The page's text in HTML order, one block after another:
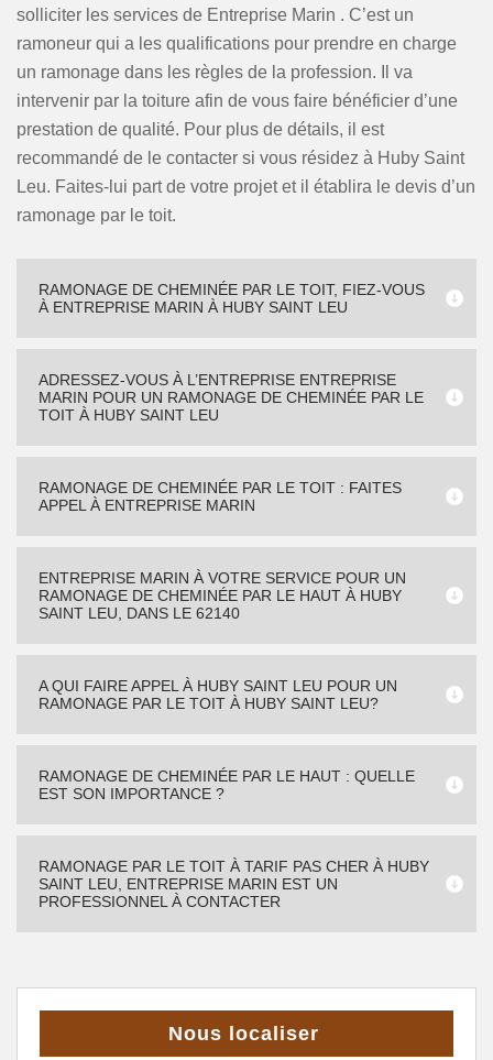
solliciter les services de Entreprise Marin . C’est un
ramoneur qui a les qualifications pour prendre en charge
un ramonage dans les règles de la profession. Il va
intervenir par la toiture afin de vous faire bénéficier d’une
prestation de qualité. Pour plus de détails, il est
recommandé de le contacter si vous résidez à Huby Saint
Leu. Faites-lui part de votre projet et il établira le devis d’un
ramonage par le toit.
RAMONAGE DE CHEMINÉE PAR LE TOIT, FIEZ-VOUS
À ENTREPRISE MARIN À HUBY SAINT LEU
ADRESSEZ-VOUS À L’ENTREPRISE ENTREPRISE
MARIN POUR UN RAMONAGE DE CHEMINÉE PAR LE
TOIT À HUBY SAINT LEU
RAMONAGE DE CHEMINÉE PAR LE TOIT : FAITES
APPEL À ENTREPRISE MARIN
ENTREPRISE MARIN À VOTRE SERVICE POUR UN
RAMONAGE DE CHEMINÉE PAR LE HAUT À HUBY
SAINT LEU, DANS LE 62140
A QUI FAIRE APPEL À HUBY SAINT LEU POUR UN
RAMONAGE PAR LE TOIT À HUBY SAINT LEU?
RAMONAGE DE CHEMINÉE PAR LE HAUT : QUELLE
EST SON IMPORTANCE ?
RAMONAGE PAR LE TOIT À TARIF PAS CHER À HUBY
SAINT LEU, ENTREPRISE MARIN EST UN
PROFESSIONNEL À CONTACTER
Nous localiser